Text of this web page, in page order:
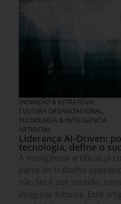
INOVAÇÃO & ESTRATÉGIA,
CULTURA ORGANIZACIONAL,
TECNOLOGIA & INTELIGENCIA
ARTIFICIAL
Liderança AI-Driven:
tecnologia, define o
A inteligência artificial já
parte do trabalho
não faz é dar sentido,
imaginar futuros. Este